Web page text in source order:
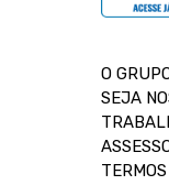
O
SEJA